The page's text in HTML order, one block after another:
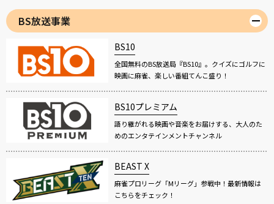
BS放送事業
BS10
全国無料のBS放送局『BS10』。クイズにゴルフに
映画に麻雀、楽しい番組てんこ盛り！
BS10プレミアム
語り継がれる映画や音楽をお届けする、大人のた
めのエンタテインメントチャンネル
BEAST X
麻雀プロリーグ「Mリーグ」参戦中！最新情報は
こちらをチェック！